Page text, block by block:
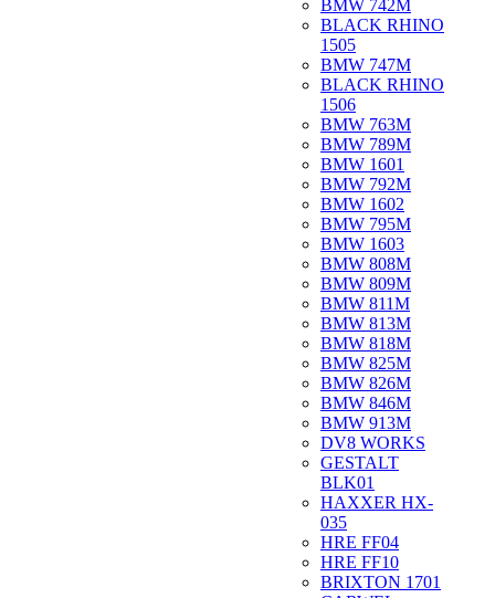
BMW 742M
BLACK RHINO
1505
BMW 747M
BLACK RHINO
1506
BMW 763M
BMW 789M
BMW 1601
BMW 792M
BMW 1602
BMW 795M
BMW 1603
BMW 808M
BMW 809M
BMW 811M
BMW 813M
BMW 818M
BMW 825M
BMW 826M
BMW 846M
BMW 913M
DV8 WORKS
GESTALT
BLK01
HAXXER HX-
035
HRE FF04
HRE FF10
BRIXTON 1701